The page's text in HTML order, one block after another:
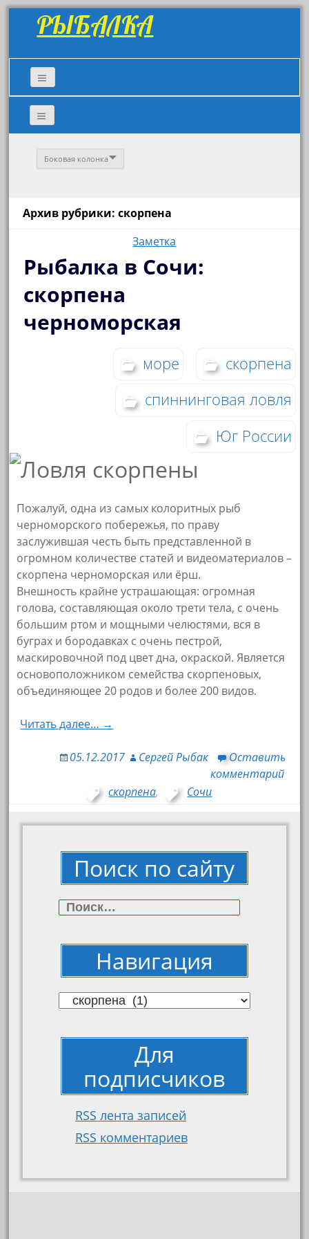
РЫБАЛКА
Боковая колонка
Архив рубрики: скорпена
Заметка
Рыбалка в Сочи:
скорпена
черноморская
море
скорпена
спиннинговая ловля
Юг России
Пожалуй, одна из самых колоритных рыб
черноморского побережья, по праву
заслужившая честь быть представленной в
огромном количестве статей и видеоматериалов –
скорпена черноморская или ёрш.
Внешность крайне устрашающая: огромная
голова, составляющая около трети тела, с очень
большим ртом и мощными челюстями, вся в
буграх и бородавках с очень пестрой,
маскировочной под цвет дна, окраской. Является
основоположником семейства скорпеновых,
объединяющее 20 родов и более 200 видов.
Читать далее… →
05.12.2017 Сергей Рыбак
Оставить
комментарий
скорпена, Сочи
Поиск по сайту
Найти:
Навигация
Навигация
Для
подписчиков
RSS лента записей
RSS комментариев